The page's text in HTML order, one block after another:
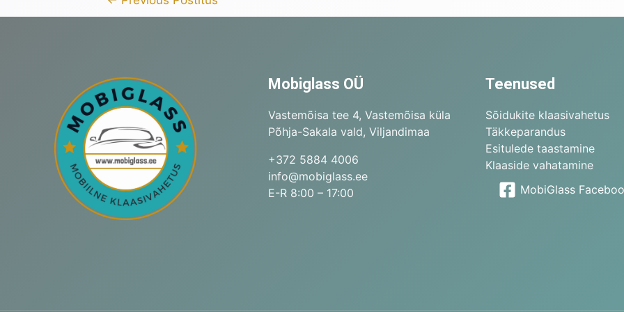
Mobiglass OÜ
Vastemõisa tee 4, Vastemõisa küla
Põhja-Sakala vald, Viljandimaa
+372 5884 4006
info@mobiglass.ee
E-R 8:00 – 17:00
Teenused
Sõidukite klaasivahetus
Täkkeparandus
Esitulede taastamine
Klaaside vahatamine
MobiGlass